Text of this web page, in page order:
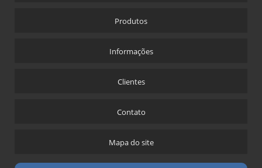
Produtos
Informações
Clientes
Contato
Mapa do site